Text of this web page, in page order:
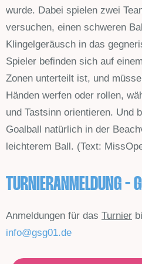
wurde. Dabei spielen zwei
versuchen, einen schweren
Klingelgeräusch in das
Spieler befinden sich auf
Zonen unterteilt ist, und
Händen werfen oder rollen,
und Tastsinn orientieren. Und
Goalball natürlich in der
leichterem Ball. (Text:
TURNIERANMELDUNG -
Anmeldungen für das Turnier
info@gsg01.de